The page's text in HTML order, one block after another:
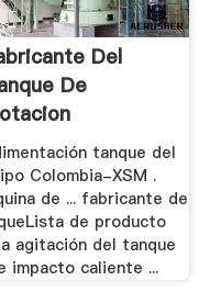
Del
De
tanque del
Colombia-XSM .
de ... fabricante de
de producto
agitación del tanque
impacto caliente ...